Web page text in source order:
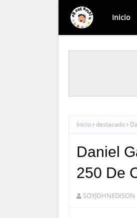
Inicio
Inicio destacado
Daniel
250 De
SOYJOHNEDISON